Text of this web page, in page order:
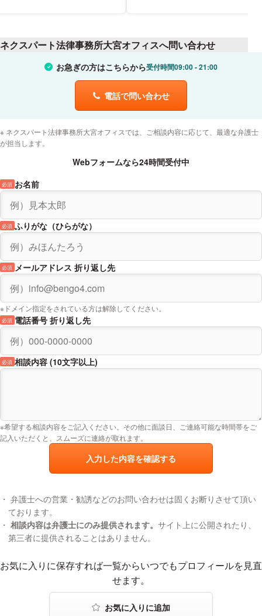
ネクスパート法律事務所大宮オフィスへ問い合わせ
お急ぎの方はこちらから受付時間09:00 21:00
電話で問い合わせ
ネクスパート法律事務所大宮オフィスでは、ご相談内容に応じて、最適な弁護士
が担当します。
Webフォームなら24時間受付中
お名前
必須
ふりがな（ひらがな）
必須
メールアドレス 折り返し先
必須
※ドメイン指定をされている方は解除してください。
電話番号 折り返し先
必須
相談内容 (10文字以上)
必須
※希望する相談内容をご記入ください。その他に面談日、ご連絡可能な時間帯をご
記入いただくと、スムーズに連絡が取れます。
入力した内容を確認する
弁護士への営業・勧誘などのお問い合わせは固くお断りさせて頂い
ております。
相談内容は弁護士にのみ提供されます。 サイト上に公開されたり、
第三者に提供されることはありません。
お気に入りに登録する
お気に入りに保存すれば一覧からいつでもプロフィールを見直
せます。